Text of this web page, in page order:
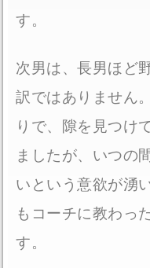
す。
次男は、長男ほど
訳ではありません
りで、隙を見つけ
ましたが、いつの
いという意欲が湧
もコーチに教わっ
す。